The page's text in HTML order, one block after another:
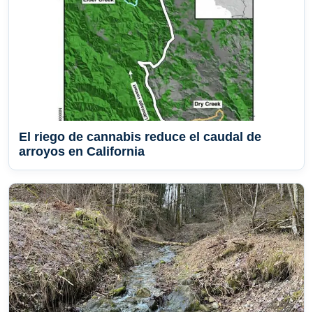
El riego de cannabis reduce el caudal de
arroyos en California